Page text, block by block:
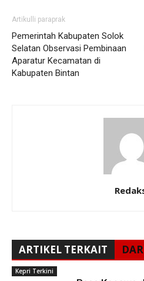
Artikulli paraprak
Pemerintah Kabupaten Solok
Selatan Observasi Pembinaan
Aparatur Kecamatan di
Kabupaten Bintan
ARTIKEL TERKAIT
Kepri Terkini